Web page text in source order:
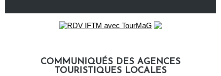
COMMUNIQUÉS DES AGENCES
TOURISTIQUES LOCALES